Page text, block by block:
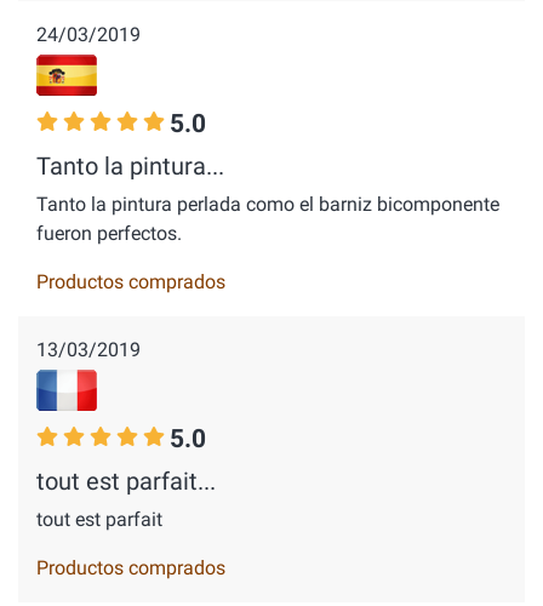
24/03/2019
5.0
Tanto la pintura...
Tanto la pintura perlada como el barniz bicomponente
fueron perfectos.
Productos comprados
13/03/2019
5.0
tout est parfait...
tout est parfait
Productos comprados